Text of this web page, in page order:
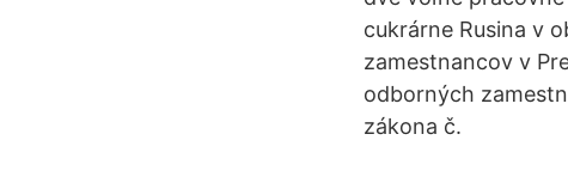
cukrárne Rusina v
zamestnancov v
odborných
zákona č.